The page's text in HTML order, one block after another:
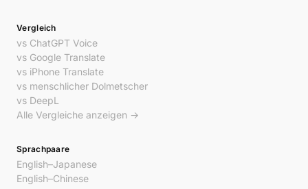
Vergleich
vs ChatGPT Voice
vs Google Translate
vs iPhone Translate
vs menschlicher Dolmetscher
vs DeepL
Alle Vergleiche anzeigen →
Sprachpaare
English–Japanese
English–Chinese